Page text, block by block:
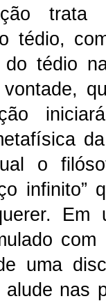
tédio,
do tédio
vontade,
o
Em
uma
nas